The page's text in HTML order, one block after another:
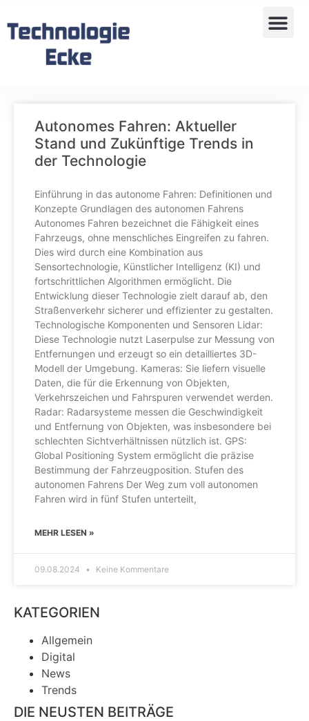
Autonomes Fahren: Aktueller
Stand und Zukünftige Trends in
der Technologie
Einführung in das autonome Fahren: Definitionen und
Konzepte Grundlagen des autonomen Fahrens
Autonomes Fahren bezeichnet die Fähigkeit eines
Fahrzeugs, ohne menschliches Eingreifen zu fahren.
Dies wird durch eine Kombination aus
Sensortechnologie, Künstlicher Intelligenz (KI) und
fortschrittlichen Algorithmen ermöglicht. Die
Entwicklung dieser Technologie zielt darauf ab, den
Straßenverkehr sicherer und effizienter zu gestalten.
Technologische Komponenten und Sensoren Lidar:
Diese Technologie nutzt Laserpulse zur Messung von
Entfernungen und erzeugt so ein detailliertes 3D-
Modell der Umgebung. Kameras: Sie liefern visuelle
Daten, die für die Erkennung von Objekten,
Verkehrszeichen und Fahrspuren verwendet werden.
Radar: Radarsysteme messen die Geschwindigkeit
und Entfernung von Objekten, was insbesondere bei
schlechten Sichtverhältnissen nützlich ist. GPS:
Global Positioning System ermöglicht die präzise
Bestimmung der Fahrzeugposition. Stufen des
autonomen Fahrens Der Weg zum voll autonomen
Fahren wird in fünf Stufen unterteilt,
MEHR LESEN »
09.08.2024 Keine Kommentare
KATEGORIEN
Allgemein
Digital
News
Trends
DIE NEUSTEN BEITRÄGE